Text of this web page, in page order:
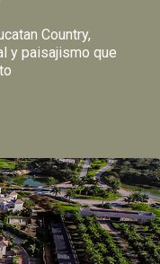
Country,
y paisajismo que